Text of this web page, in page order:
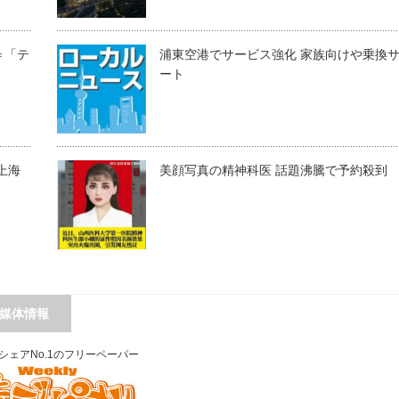
「テ
海
浦東空港でサービス強化 家族向けや乗換
ート
美顔写真の精神科医 話題沸騰で予約殺到
媒体情報
ェアNo.1のフリーペーパー